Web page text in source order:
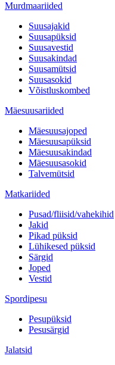
Murdmaariided
Suusajakid
Suusapüksid
Suusavestid
Suusakindad
Suusamütsid
Suusasokid
Võistluskombed
Mäesuusariided
Mäesuusajoped
Mäesuusapüksid
Mäesuusakindad
Mäesuusasokid
Talvemütsid
Matkariided
Pusad/fliisid/vahekihid
Jakid
Pikad püksid
Lühikesed püksid
Särgid
Joped
Vestid
Spordipesu
Pesupüksid
Pesusärgid
Jalatsid